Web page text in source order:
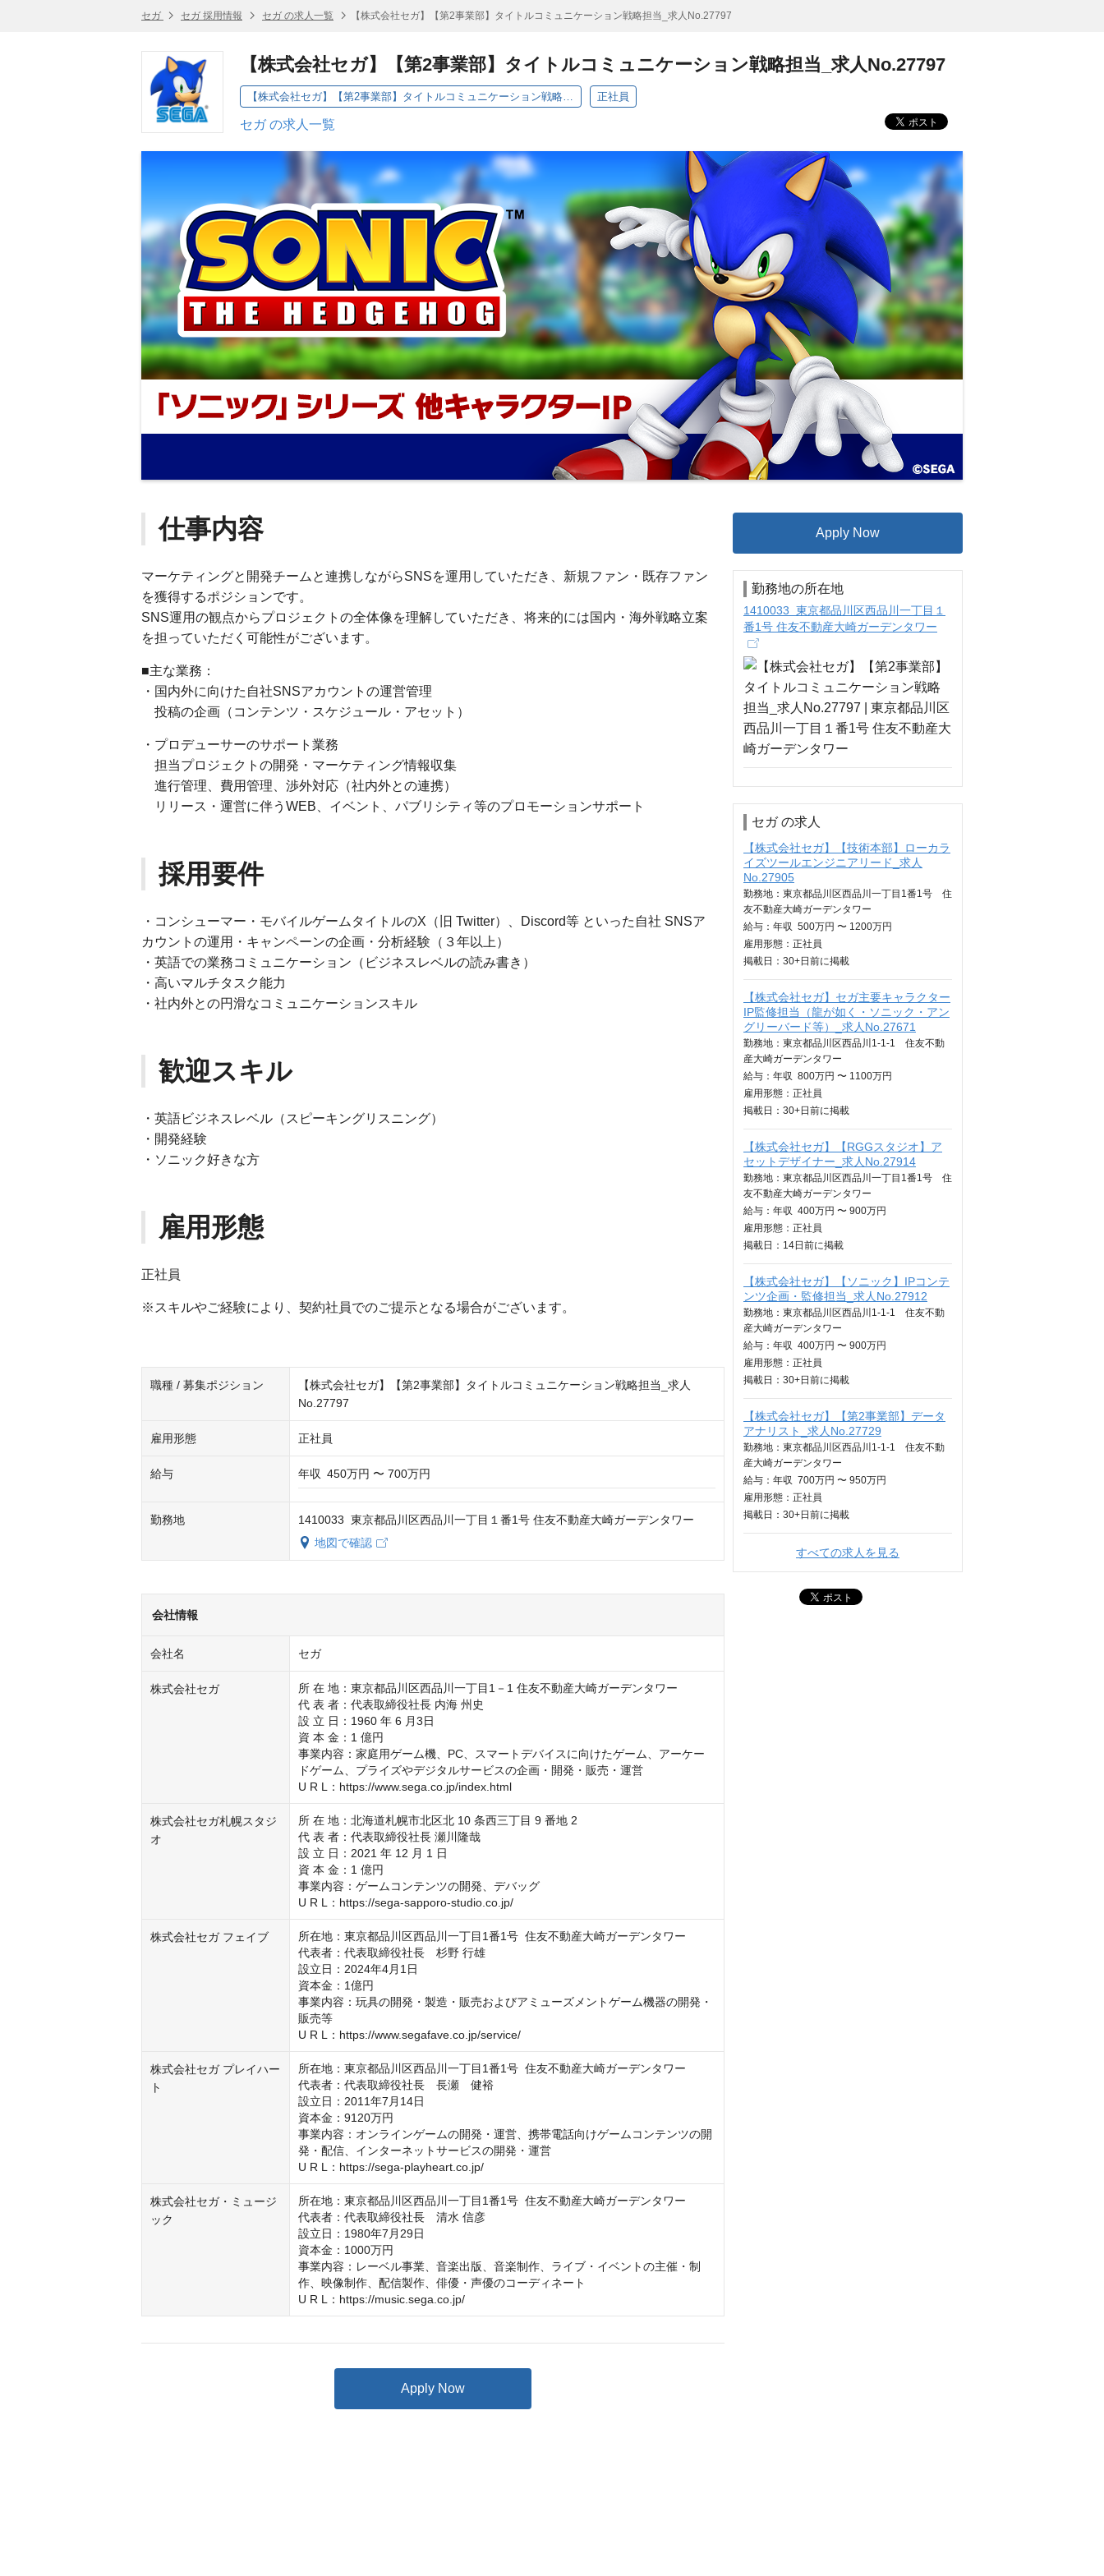
セガ セガ 採用情報 セガ の求人一覧 【株式会社セガ】【第2事業部】タイトルコミュニケーション戦略担当_求人No.27797
【株式会社セガ】【第2事業部】タイトルコミュニケーション戦略担当_求人No.27797
【株式会社セガ】【第2事業部】タイトルコミュニケーション戦略担当_求人No.27797 正社員
セガ の求人一覧
仕事内容
マーケティングと開発チームと連携しながらSNSを運用していただき、新規ファン・既存ファン
を獲得するポジションです。
SNS運用の観点からプロジェクトの全体像を理解していただき、将来的には国内・海外戦略立案
を担っていただく可能性がございます。
■主な業務：
・国内外に向けた自社SNSアカウントの運営管理
投稿の企画（コンテンツ・スケジュール・アセット）
・プロデューサーのサポート業務
担当プロジェクトの開発・マーケティング情報収集
進行管理、費用管理、渉外対応（社内外との連携）
リリース・運営に伴うWEB、イベント、パブリシティ等のプロモーションサポート
採用要件
・コンシューマー・モバイルゲームタイトルのX（旧 Twitter）、Discord等 といった自社 SNSア
カウントの運用・キャンペーンの企画・分析経験（３年以上）
・英語での業務コミュニケーション（ビジネスレベルの読み書き）
・高いマルチタスク能力
・社内外との円滑なコミュニケーションスキル
歓迎スキル
・英語ビジネスレベル（スピーキングリスニング）
・開発経験
・ソニック好きな方
雇用形態
正社員
※スキルやご経験により、契約社員でのご提示となる場合がございます。
職種 / 募集ポジション
【株式会社セガ】【第2事業部】タイトルコミュニケーション戦略担当_求人
No.27797
雇用形態 正社員
給与 年収 450万円 〜 700万円
勤務地
1410033 東京都品川区西品川一丁目１番1号 住友不動産大崎ガーデンタワー
地図で確認
会社情報
会社名 セガ
株式会社セガ
所 在 地：東京都品川区西品川一丁目1－1 住友不動産大崎ガーデンタワー
代 表 者：代表取締役社長 内海 州史
設 立 日：1960 年 6 月3日
資 本 金：1 億円
事業内容：家庭用ゲーム機、PC、スマートデバイスに向けたゲーム、アーケー
ドゲーム、プライズやデジタルサービスの企画・開発・販売・運営
U R L：https://www.sega.co.jp/index.html
株式会社セガ札幌スタジ
オ
所 在 地：北海道札幌市北区北 10 条西三丁目 9 番地 2
代 表 者：代表取締役社長 瀬川隆哉
設 立 日：2021 年 12 月 1 日
資 本 金：1 億円
事業内容：ゲームコンテンツの開発、デバッグ
U R L：https://sega-sapporo-studio.co.jp/
株式会社セガ フェイブ
所在地：東京都品川区西品川一丁目1番1号  住友不動産大崎ガーデンタワー
代表者：代表取締役社長　杉野 行雄
設立日：2024年4月1日
資本金：1億円
事業内容：玩具の開発・製造・販売およびアミューズメントゲーム機器の開発・
販売等
U R L：https://www.segafave.co.jp/service/
株式会社セガ プレイハー
ト
所在地：東京都品川区西品川一丁目1番1号  住友不動産大崎ガーデンタワー
代表者：代表取締役社長　長瀬　健裕
設立日：2011年7月14日
資本金：9120万円
事業内容：オンラインゲームの開発・運営、携帯電話向けゲームコンテンツの開
発・配信、インターネットサービスの開発・運営
U R L：https://sega-playheart.co.jp/
株式会社セガ・ミュージ
ック
所在地：東京都品川区西品川一丁目1番1号  住友不動産大崎ガーデンタワー
代表者：代表取締役社長　清水 信彦
設立日：1980年7月29日
資本金：1000万円
事業内容：レーベル事業、音楽出版、音楽制作、ライブ・イベントの主催・制
作、映像制作、配信製作、俳優・声優のコーディネート
U R L：https://music.sega.co.jp/
Apply Now
Apply Now
勤務地の所在地
1410033 東京都品川区西品川一丁目１
番1号 住友不動産大崎ガーデンタワー
セガ の求人
【株式会社セガ】【技術本部】ローカラ
イズツールエンジニアリード_求人
No.27905
勤務地：東京都品川区西品川一丁目1番1号 住
友不動産大崎ガーデンタワー
給与： 年収 500万円 〜 1200万円
雇用形態：正社員
掲載日： 30+日 前に掲載
【株式会社セガ】セガ主要キャラクター
IP監修担当（龍が如く・ソニック・アン
グリーバード等）_求人No.27671
勤務地：東京都品川区西品川1-1-1 住友不動
産大崎ガーデンタワー
給与： 年収 800万円 〜 1100万円
雇用形態：正社員
掲載日： 30+日 前に掲載
【株式会社セガ】【RGGスタジオ】ア
セットデザイナー_求人No.27914
勤務地：東京都品川区西品川一丁目1番1号 住
友不動産大崎ガーデンタワー
給与： 年収 400万円 〜 900万円
雇用形態：正社員
掲載日： 14日 前に掲載
【株式会社セガ】【ソニック】IPコンテ
ンツ企画・監修担当_求人No.27912
勤務地：東京都品川区西品川1-1-1 住友不動
産大崎ガーデンタワー
給与： 年収 400万円 〜 900万円
雇用形態：正社員
掲載日： 30+日 前に掲載
【株式会社セガ】【第2事業部】データ
アナリスト_求人No.27729
勤務地：東京都品川区西品川1-1-1 住友不動
産大崎ガーデンタワー
給与： 年収 700万円 〜 950万円
雇用形態：正社員
掲載日： 30+日 前に掲載
すべての求人を見る